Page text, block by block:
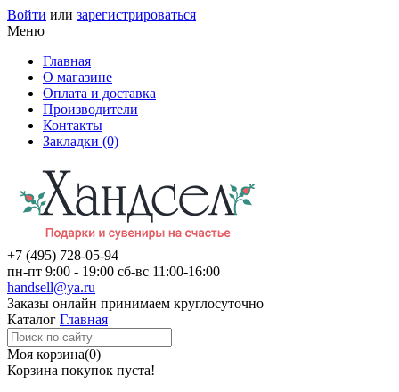
Войти или зарегистрироваться
Меню
Главная
О магазине
Оплата и доставка
Производители
Контакты
Закладки (0)
+7 (495) 728-05-94
пн-пт 9:00 - 19:00 сб-вс 11:00-16:00
handsell@ya.ru
Заказы онлайн принимаем круглосуточно
Каталог Главная
Моя корзина(0)
Корзина покупок пуста!